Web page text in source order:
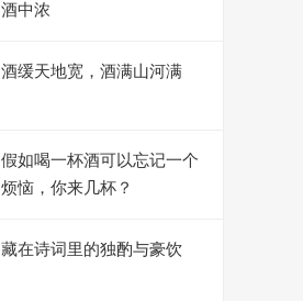
酒中浓
酒缓天地宽，酒满山河满
假如喝一杯酒可以忘记一个
烦恼，你来几杯？
藏在诗词里的独酌与豪饮